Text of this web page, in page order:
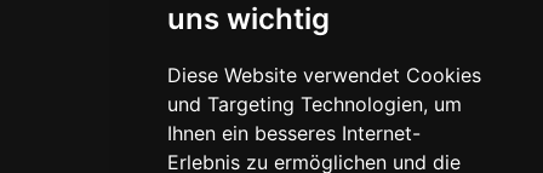
uns wichtig
Diese Website verwendet Cookies
und Targeting Technologien, um
Ihnen ein besseres Internet-
Erlebnis zu ermöglichen und die